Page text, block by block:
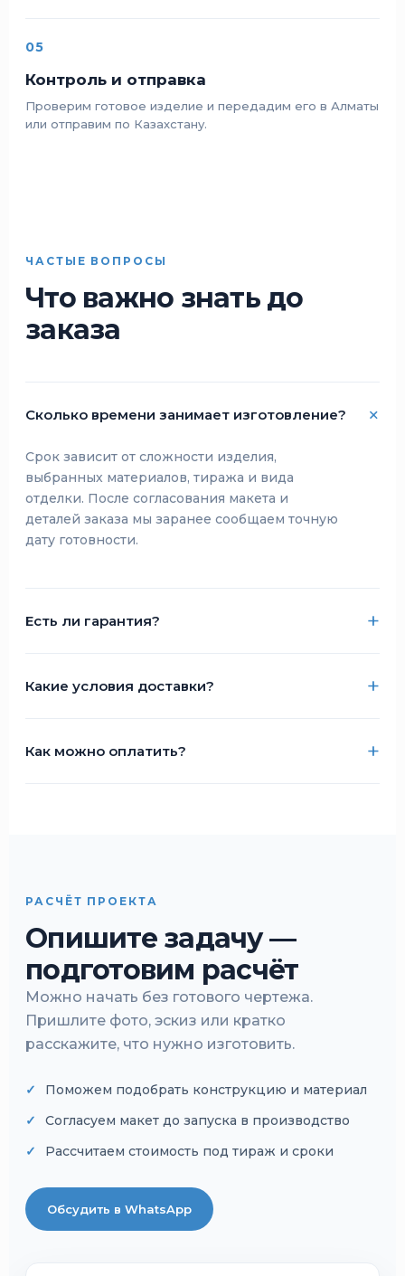
05
Контроль и отправка
Проверим готовое изделие и передадим его в Алматы
или отправим по Казахстану.
ЧАСТЫЕ ВОПРОСЫ
Что важно знать до
заказа
Сколько времени занимает изготовление?
Срок зависит от сложности изделия,
выбранных материалов, тиража и вида
отделки. После согласования макета и
деталей заказа мы заранее сообщаем точную
дату готовности.
Есть ли гарантия?
Какие условия доставки?
Как можно оплатить?
РАСЧЁТ ПРОЕКТА
Опишите задачу —
подготовим расчёт
Можно начать без готового чертежа.
Пришлите фото, эскиз или кратко
расскажите, что нужно изготовить.
Поможем подобрать конструкцию и материал
Согласуем макет до запуска в производство
Рассчитаем стоимость под тираж и сроки
Обсудить в WhatsApp